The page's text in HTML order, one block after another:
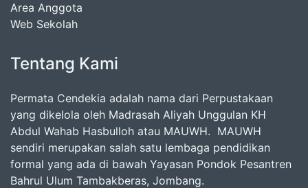
Area Anggota
Web Sekolah
Tentang Kami
Permata Cendekia adalah nama dari Perpustakaan
yang dikelola oleh Madrasah Aliyah Unggulan KH
Abdul Wahab Hasbulloh atau MAUWH. MAUWH
sendiri merupakan salah satu lembaga pendidikan
formal yang ada di bawah Yayasan Pondok Pesantren
Bahrul Ulum Tambakberas, Jombang.